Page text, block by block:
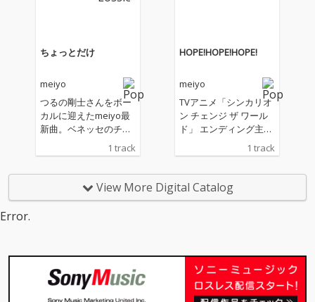
の。 記念すべき第1弾
となる今回、詩羽を迎
れつつもキャッチーな
メロディーと、meiyo
の愛する音楽へのリス
ペクトと自己愛が散り
Pロックチューン。mei
シャン、元相対性理論/
進行方向別通行区分の
ちょっとだけ
meiyo
つるの剛士さんをボー
カルに迎えたmeiyo最
新曲。ベネッセのチャ
レンジタッチ内の配信
番組「ベネッセ進級
から頂いたメッセージ
やエピソードを元に
1 track
HOPE!HOPE!HOPE!
meiyo
TVアニメ「シンカリオ
ン チェンジ ザ ワール
ド」 エンディング主題
1 track
View More Digital Catalog
Error.